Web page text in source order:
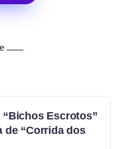
Escrotos”
de “Corrida dos